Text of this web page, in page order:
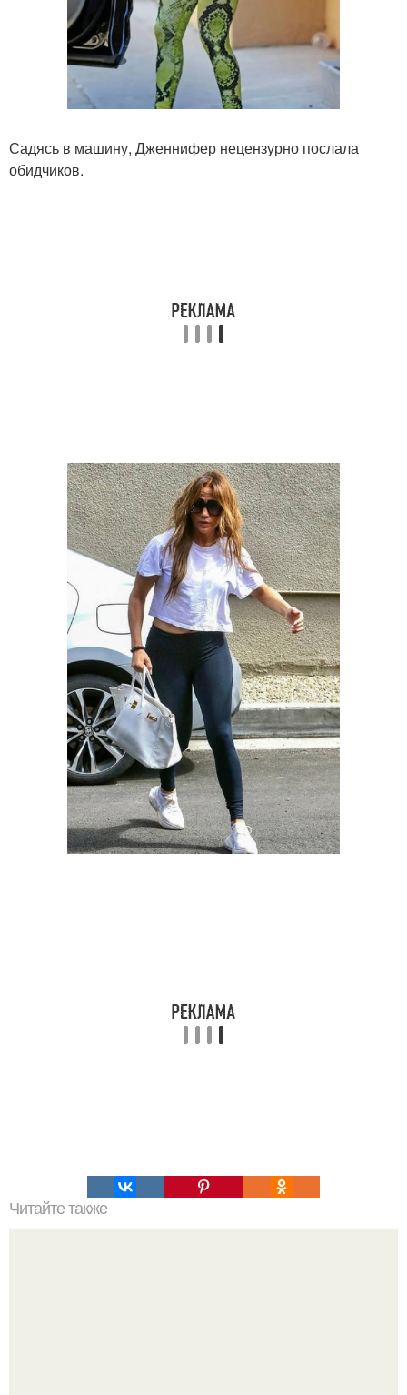
Садясь в машину, Дженнифер нецензурно послала
обидчиков.
Читайте также